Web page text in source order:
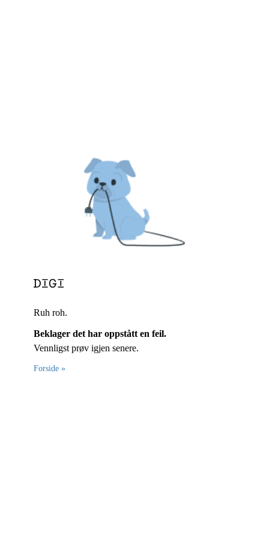
Ruh roh.
Beklager det har oppstått en feil.
Vennligst prøv igjen senere.
Forside »